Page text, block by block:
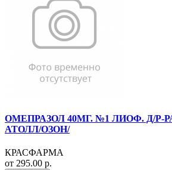
ОМЕПРАЗОЛ 40МГ. №1 ЛИОФ. Д/Р-
АТОЛЛ/ОЗОН/
КРАСФАРМА
от 295.00 р.